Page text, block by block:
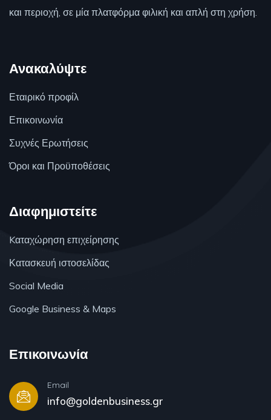
και περιοχή, σε μία πλατφόρμα φιλική και απλή στη χρήση.
Ανακαλύψτε
Εταιρικό προφίλ
Επικοινωνία
Συχνές Ερωτήσεις
Όροι και Προϋποθέσεις
Διαφημιστείτε
Kαταχώρηση επιχείρησης
Κατασκευή ιστοσελίδας
Social Media
Google Business & Maps
Επικοινωνία
Email
info@goldenbusiness.gr